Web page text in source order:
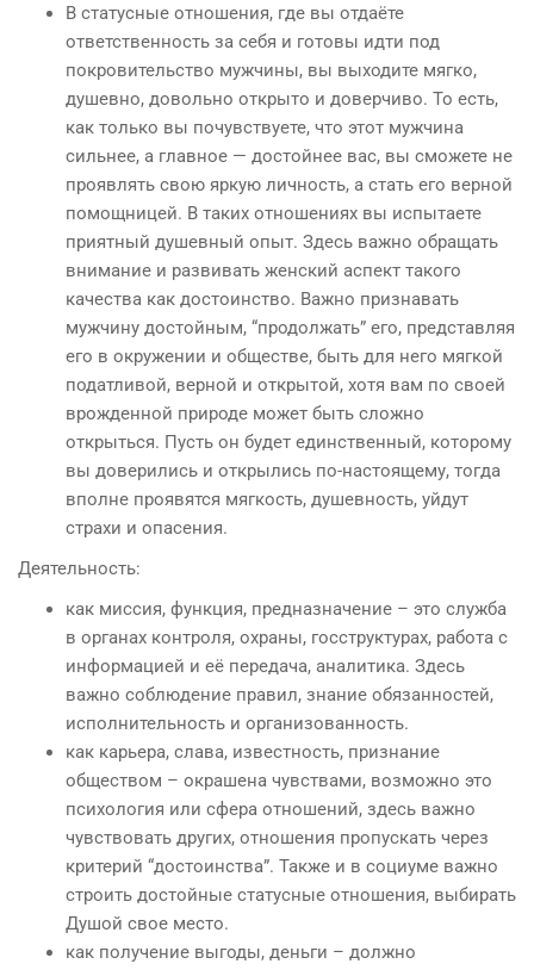
В статусные отношения, где вы отдаёте
ответственность за себя и готовы идти под
покровительство мужчины, вы выходите мягко,
душевно, довольно открыто и доверчиво. То есть,
как только вы почувствуете, что этот мужчина
сильнее, а главное — достойнее вас, вы сможете не
проявлять свою яркую личность, а стать его верной
помощницей. В таких отношениях вы испытаете
приятный душевный опыт. Здесь важно обращать
внимание и развивать женский аспект такого
качества как достоинство. Важно признавать
мужчину достойным, “продолжать” его, представляя
его в окружении и обществе, быть для него мягкой
податливой, верной и открытой, хотя вам по своей
врожденной природе может быть сложно
открыться. Пусть он будет единственный, которому
вы доверились и открылись по-настоящему, тогда
вполне проявятся мягкость, душевность, уйдут
страхи и опасения.
Деятельность:
как миссия, функция, предназначение – это служба
в органах контроля, охраны, госструктурах, работа с
информацией и её передача, аналитика. Здесь
важно соблюдение правил, знание обязанностей,
исполнительность и организованность.
как карьера, слава, известность, признание
обществом – окрашена чувствами, возможно это
психология или сфера отношений, здесь важно
чувствовать других, отношения пропускать через
критерий “достоинства”. Также и в социуме важно
строить достойные статусные отношения, выбирать
Душой свое место.
как получение выгоды, деньги – должно